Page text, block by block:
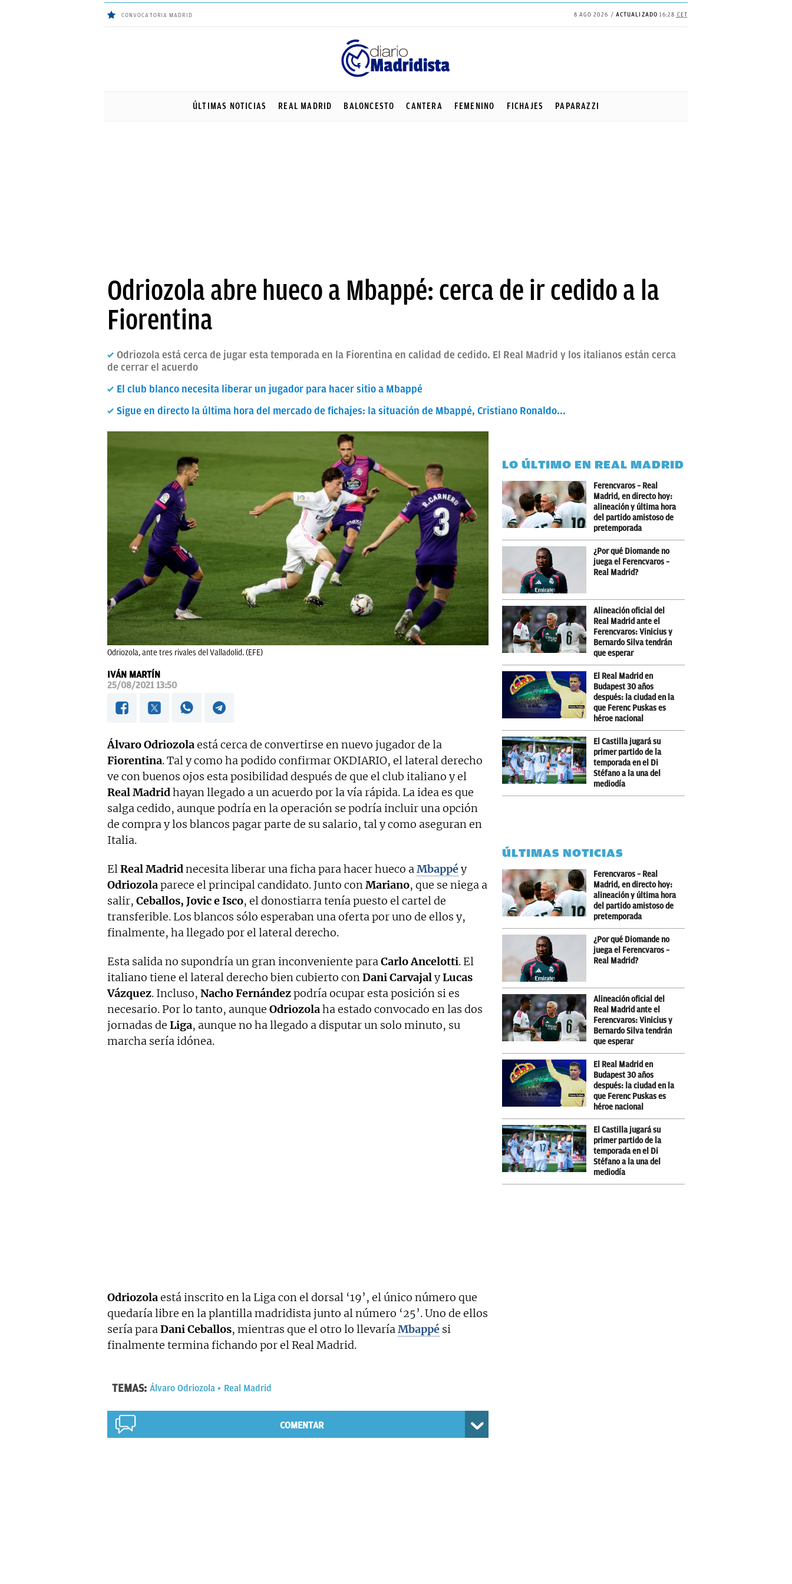
CONVOCATORIA MADRID 8 AGO 2026 ACTUALIZADO 16:28 CET
OKDIARIO
ÚLTIMAS NOTICIAS REAL MADRID BALONCESTO CANTERA FEMENINO FICHAJES PAPARAZZI
Odriozola abre hueco a Mbappé: cerca de ir cedido a la
Fiorentina
Odriozola está cerca de jugar esta temporada en la Fiorentina en calidad de cedido. El Real Madrid y los italianos están cerca
de cerrar el acuerdo
El club blanco necesita liberar un jugador para hacer sitio a Mbappé
Sigue en directo la última hora del mercado de fichajes: la situación de Mbappé, Cristiano Ronaldo...
Odriozola, ante tres rivales del Valladolid. (EFE)
IVÁN MARTÍN
25/08/2021 13:50
Álvaro Odriozolaestá cerca de convertirse en nuevo jugador de la
Fiorentina. Tal y como ha podido confirmar OKDIARIO, el lateral derecho
ve con buenos ojos esta posibilidad después de que el club italiano y el
Real Madridhayan llegado a un acuerdo por la vía rápida. La idea es que
salga cedido, aunque podría en la operación se podría incluir una opción
de compra y los blancos pagar parte de su salario, tal y como aseguran en
Italia.
ElReal Madridnecesita liberar una ficha para hacer hueco aMbappéy
Odriozolaparece el principal candidato. Junto conMariano, que se niega a
salir, Ceballos, Jovic e Isco, el donostiarra tenía puesto el cartel de
transferible. Los blancos sólo esperaban una oferta por uno de ellos y,
finalmente, ha llegado por el lateral derecho.
Esta salida no supondría un gran inconveniente paraCarlo Ancelotti. El
italiano tiene el lateral derecho bien cubierto conDani CarvajalyLucas
Vázquez. Incluso, Nacho Fernándezpodría ocupar esta posición si es
necesario. Por lo tanto, aunque Odriozolaha estado convocado en las dos
jornadas de Liga, aunque no ha llegado a disputar un solo minuto, su
marcha sería idónea.
Odriozolaestá inscrito en la Liga con el dorsal ‘19’, el único número que
quedaría libre en la plantilla madridista junto al número ‘25’. Uno de ellos
sería paraDani Ceballos, mientras que el otro lo llevaríaMbappé si
finalmente termina fichando por el Real Madrid.
TEMAS: Álvaro Odriozola Real Madrid
COMENTAR
LO ÚLTIMO EN REAL MADRID
Ferencvaros – Real
Madrid, en directo hoy:
alineación y última hora
del partido amistoso de
pretemporada
¿Por qué Diomande no
juega el Ferencvaros –
Real Madrid?
Alineación oficial del
Real Madrid ante el
Ferencvaros: Vinicius y
Bernardo Silva tendrán
que esperar
El Real Madrid en
Budapest 30 años
después: la ciudad en la
que Ferenc Puskas es
héroe nacional
El Castilla jugará su
primer partido de la
temporada en el Di
Stéfano a la una del
mediodía
ÚLTIMAS NOTICIAS
Ferencvaros – Real
Madrid, en directo hoy:
alineación y última hora
del partido amistoso de
pretemporada
¿Por qué Diomande no
juega el Ferencvaros –
Real Madrid?
Alineación oficial del
Real Madrid ante el
Ferencvaros: Vinicius y
Bernardo Silva tendrán
que esperar
El Real Madrid en
Budapest 30 años
después: la ciudad en la
que Ferenc Puskas es
héroe nacional
El Castilla jugará su
primer partido de la
temporada en el Di
Stéfano a la una del
mediodía